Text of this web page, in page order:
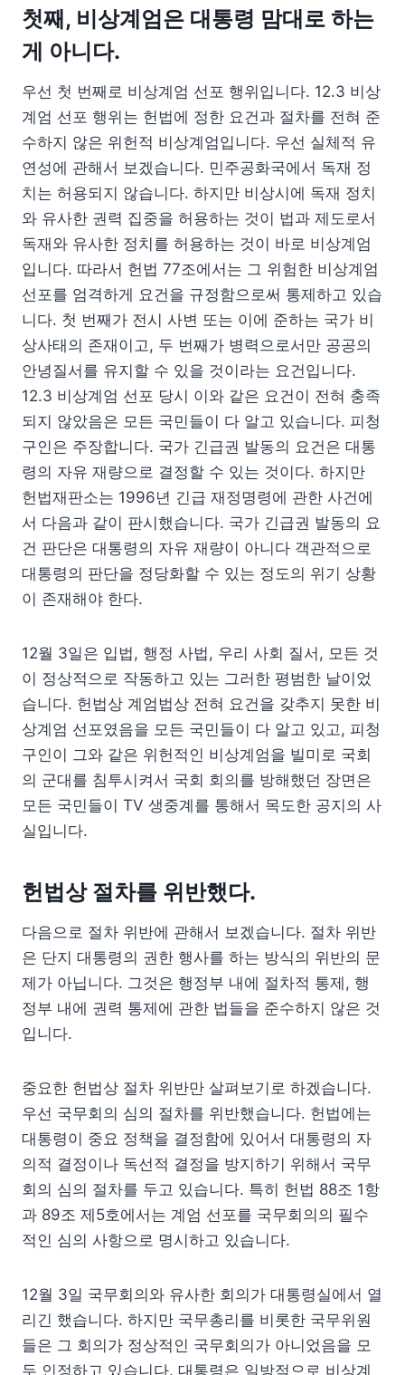
첫째, 비상계엄은 대통령 맘대로 하는
게 아니다.
우선 첫 번째로 비상계엄 선포 행위입니다. 12.3 비상
계엄 선포 행위는 헌법에 정한 요건과 절차를 전혀 준
수하지 않은 위헌적 비상계엄입니다. 우선 실체적 유
연성에 관해서 보겠습니다. 민주공화국에서 독재 정
치는 허용되지 않습니다. 하지만 비상시에 독재 정치
와 유사한 권력 집중을 허용하는 것이 법과 제도로서
독재와 유사한 정치를 허용하는 것이 바로 비상계엄
입니다. 따라서 헌법 77조에서는 그 위험한 비상계엄
선포를 엄격하게 요건을 규정함으로써 통제하고 있습
니다. 첫 번째가 전시 사변 또는 이에 준하는 국가 비
상사태의 존재이고, 두 번째가 병력으로서만 공공의
안녕질서를 유지할 수 있을 것이라는 요건입니다.
12.3 비상계엄 선포 당시 이와 같은 요건이 전혀 충족
되지 않았음은 모든 국민들이 다 알고 있습니다. 피청
구인은 주장합니다. 국가 긴급권 발동의 요건은 대통
령의 자유 재량으로 결정할 수 있는 것이다. 하지만
헌법재판소는 1996년 긴급 재정명령에 관한 사건에
서 다음과 같이 판시했습니다. 국가 긴급권 발동의 요
건 판단은 대통령의 자유 재량이 아니다 객관적으로
대통령의 판단을 정당화할 수 있는 정도의 위기 상황
이 존재해야 한다.
12월 3일은 입법, 행정 사법, 우리 사회 질서, 모든 것
이 정상적으로 작동하고 있는 그러한 평범한 날이었
습니다. 헌법상 계엄법상 전혀 요건을 갖추지 못한 비
상계엄 선포였음을 모든 국민들이 다 알고 있고, 피청
구인이 그와 같은 위헌적인 비상계엄을 빌미로 국회
의 군대를 침투시켜서 국회 회의를 방해했던 장면은
모든 국민들이 TV 생중계를 통해서 목도한 공지의 사
실입니다.
헌법상 절차를 위반했다.
다음으로 절차 위반에 관해서 보겠습니다. 절차 위반
은 단지 대통령의 권한 행사를 하는 방식의 위반의 문
제가 아닙니다. 그것은 행정부 내에 절차적 통제, 행
정부 내에 권력 통제에 관한 법들을 준수하지 않은 것
입니다.
중요한 헌법상 절차 위반만 살펴보기로 하겠습니다.
우선 국무회의 심의 절차를 위반했습니다. 헌법에는
대통령이 중요 정책을 결정함에 있어서 대통령의 자
의적 결정이나 독선적 결정을 방지하기 위해서 국무
회의 심의 절차를 두고 있습니다. 특히 헌법 88조 1항
과 89조 제5호에서는 계엄 선포를 국무회의의 필수
적인 심의 사항으로 명시하고 있습니다.
12월 3일 국무회의와 유사한 회의가 대통령실에서 열
리긴 했습니다. 하지만 국무총리를 비롯한 국무위원
들은 그 회의가 정상적인 국무회의가 아니었음을 모
두 인정하고 있습니다. 대통령은 일방적으로 비상계